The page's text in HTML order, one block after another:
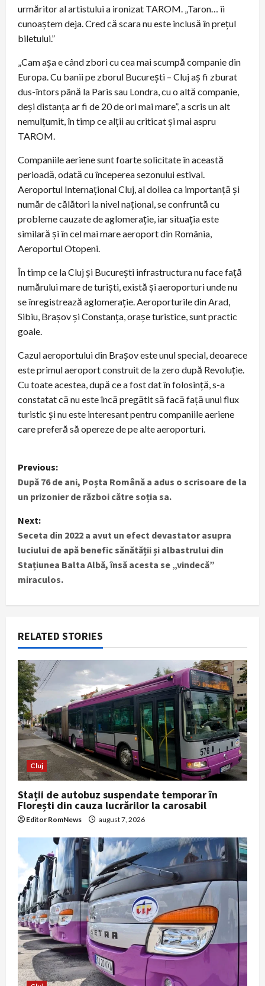
urmăritor al artistului a ironizat TAROM. „Taron… îi
cunoaștem deja. Cred că scara nu este inclusă în prețul
biletului.”
„Cam așa e când zbori cu cea mai scumpă companie din
Europa. Cu banii pe zborul București – Cluj aș fi zburat
dus-întors până la Paris sau Londra, cu o altă companie,
deși distanța ar fi de 20 de ori mai mare”, a scris un alt
nemulțumit, în timp ce alții au criticat și mai aspru
TAROM.
Companiile aeriene sunt foarte solicitate în această
perioadă, odată cu începerea sezonului estival.
Aeroportul Internațional Cluj, al doilea ca importanță și
număr de călători la nivel național, se confruntă cu
probleme cauzate de aglomerație, iar situația este
similară și în cel mai mare aeroport din România,
Aeroportul Otopeni.
În timp ce la Cluj și București infrastructura nu face față
numărului mare de turiști, există și aeroporturi unde nu
se înregistrează aglomerație. Aeroporturile din Arad,
Sibiu, Brașov și Constanța, orașe turistice, sunt practic
goale.
Cazul aeroportului din Brașov este unul special, deoarece
este primul aeroport construit de la zero după Revoluție.
Cu toate acestea, după ce a fost dat în folosință, s-a
constatat că nu este încă pregătit să facă față unui flux
turistic și nu este interesant pentru companiile aeriene
care preferă să opereze de pe alte aeroporturi.
P
o
s
t
n
a
v
i
g
a
t
i
o
n
Previous:
După 76 de ani, Poșta Română a adus o scrisoare de la
un prizonier de război către soția sa.
Next:
Seceta din 2022 a avut un efect devastator asupra
luciului de apă benefic sănătății și albastrului din
Stațiunea Balta Albă, însă acesta se „vindecă”
miraculos.
RELATED STORIES
Cluj
Stații de autobuz suspendate temporar în
Florești din cauza lucrărilor la carosabil
Editor RomNews august 7, 2026